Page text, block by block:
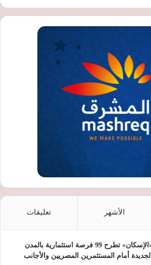
الأشهر تعليقات
«الإسكان» تطرح 99 فرصة استثمارية بالمدن
الجديدة أمام المستثمرين المصريين والأجانب